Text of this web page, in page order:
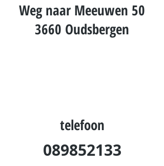
Weg naar Meeuwen 50
3660 Oudsbergen
telefoon
089852133